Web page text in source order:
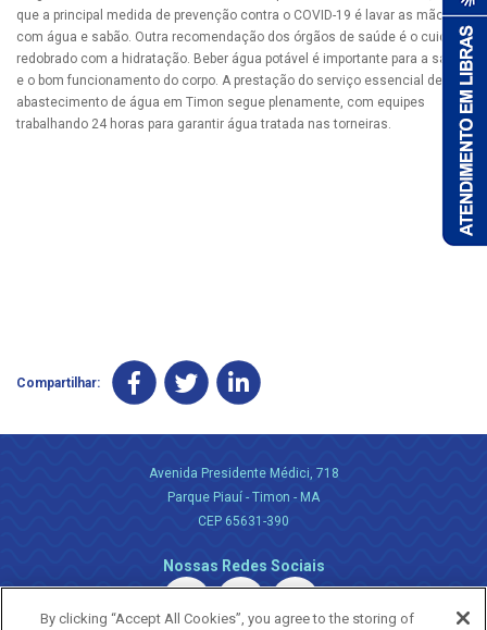
que a principal medida de prevenção contra o COVID-19 é lavar as mãos
com água e sabão. Outra recomendação dos órgãos de saúde é o cuidado
redobrado com a hidratação. Beber água potável é importante para a saúde
e o bom funcionamento do corpo. A prestação do serviço essencial de
abastecimento de água em Timon segue plenamente, com equipes
trabalhando 24 horas para garantir água tratada nas torneiras.
Compartilhar:
Avenida Presidente Médici, 718
Parque Piauí - Timon - MA
CEP 65631-390
Nossas Redes Sociais
By clicking “Accept All Cookies”, you agree to the storing of